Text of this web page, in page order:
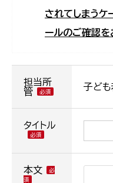
されてしまうケ
ールのご確認を
担当所
管
子ども
タイトル
本文